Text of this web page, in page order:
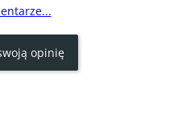
– nadaje im świetny
opinię